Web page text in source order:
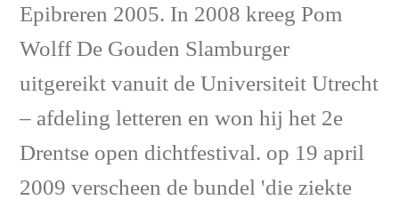
Epibreren 2005. In 2008 kreeg Pom
Wolff De Gouden Slamburger
uitgereikt vanuit de Universiteit Utrecht
– afdeling letteren en won hij het 2e
Drentse open dichtfestival. op 19 april
2009 verscheen de bundel 'die ziekte